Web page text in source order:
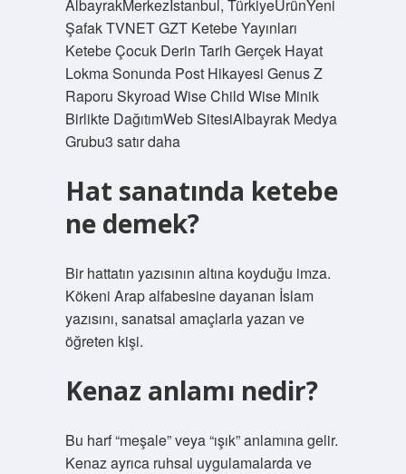
AlbayrakMerkezİstanbul, TürkiyeÜrünYeni
Şafak TVNET GZT Ketebe Yayınları
Ketebe Çocuk Derin Tarih Gerçek Hayat
Lokma Sonunda Post Hikayesi Genus Z
Raporu Skyroad Wise Child Wise Minik
Birlikte DağıtımWeb SitesiAlbayrak Medya
Grubu3 satır daha
Hat sanatında ketebe
ne demek?
Bir hattatın yazısının altına koyduğu imza.
Kökeni Arap alfabesine dayanan İslam
yazısını, sanatsal amaçlarla yazan ve
öğreten kişi.
Kenaz anlamı nedir?
Bu harf “meşale” veya “ışık” anlamına gelir.
Kenaz ayrıca ruhsal uygulamalarda ve